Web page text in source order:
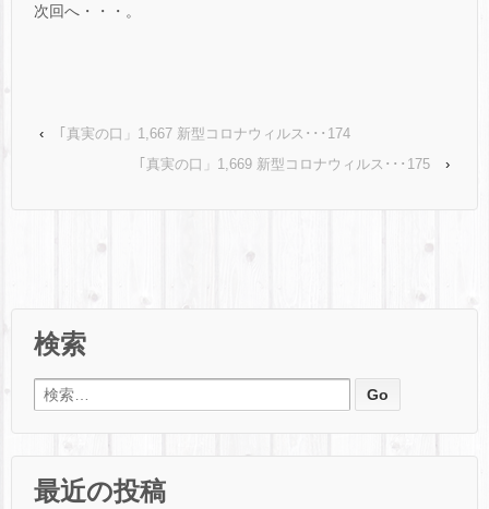
次回へ・・・。
‹
｢真実の口」1,667 新型コロナウィルス･･･174
｢真実の口」1,669 新型コロナウィルス･･･175
›
検索
検索:
最近の投稿